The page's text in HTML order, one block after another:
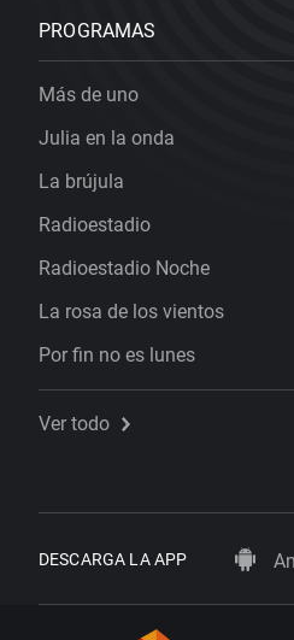
PROGRAMAS
Más de uno
Julia en la onda
La brújula
Radioestadio
Radioestadio Noche
La rosa de los vientos
Por fin no es lunes
Ver todo
DESCARGA LA APP